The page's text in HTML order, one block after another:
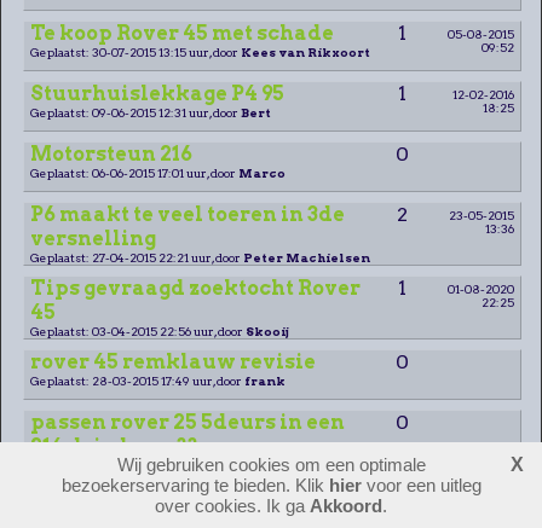
Te koop Rover 45 met schade 1
05-08-2015
09:52
Geplaatst: 30-07-2015 13:15 uur, door Kees van Rikxoort
Stuurhuislekkage P4 95 1
12-02-2016
18:25
Geplaatst: 09-06-2015 12:31 uur, door Bert
Motorsteun 216 0
Geplaatst: 06-06-2015 17:01 uur, door Marco
P6 maakt te veel toeren in 3de
versnelling
2
23-05-2015
13:36
Geplaatst: 27-04-2015 22:21 uur, door Peter Machielsen
Tips gevraagd zoektocht Rover
45
1
01-08-2020
22:25
Geplaatst: 03-04-2015 22:56 uur, door Skooij
rover 45 remklauw revisie 0
Geplaatst: 28-03-2015 17:49 uur, door frank
passen rover 25 5deurs in een
214 driedeurs??
0
Geplaatst: 02-03-2015 20:57 uur, doorPim
Gezocht Rover P5 3 liter
kenteken 94-03-DA
0
Wij gebruiken cookies om een optimale
bezoekerservaring te bieden. Klik hiervoor een uitleg
over cookies. Ik ga Akkoord.
X